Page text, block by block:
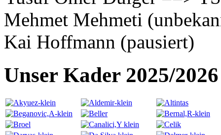
Mehmet Mehmeti
Kai Hoffmann (pausiert)
Unser Kader 2025/